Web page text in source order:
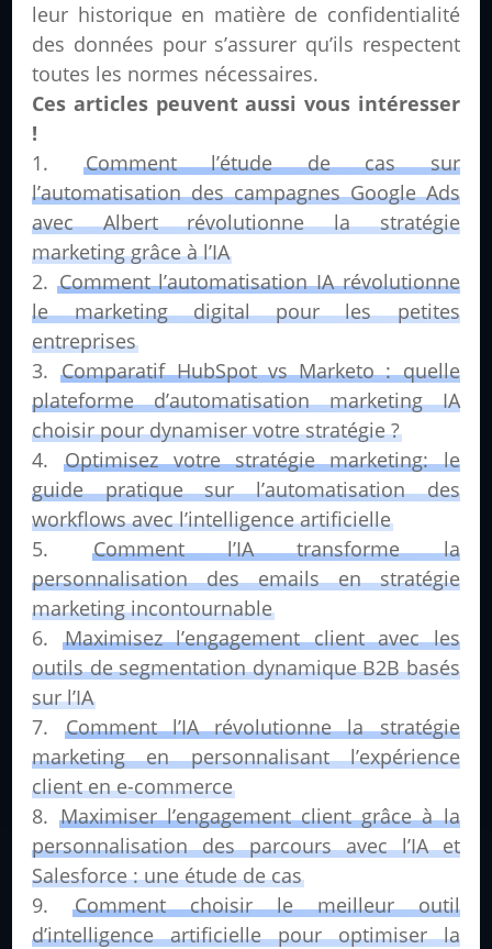
leur historique en matière de confidentialité
des données pour s’assurer qu’ils respectent
toutes les normes nécessaires.
Ces articles peuvent aussi vous intéresser
!
Comment l’étude de cas sur
l’automatisation des campagnes Google Ads
avec Albert révolutionne la stratégie
marketing grâce à l’IA
Comment l’automatisation IA révolutionne
le marketing digital pour les petites
entreprises
Comparatif HubSpot vs Marketo : quelle
plateforme d’automatisation marketing IA
choisir pour dynamiser votre stratégie ?
Optimisez votre stratégie marketing: le
guide pratique sur l’automatisation des
workflows avec l’intelligence artificielle
Comment l’IA transforme la
personnalisation des emails en stratégie
marketing incontournable
Maximisez l’engagement client avec les
outils de segmentation dynamique B2B basés
sur l’IA
Comment l’IA révolutionne la stratégie
marketing en personnalisant l’expérience
client en e-commerce
Maximiser l’engagement client grâce à la
personnalisation des parcours avec l’IA et
Salesforce : une étude de cas
Comment choisir le meilleur outil
d’intelligence artificielle pour optimiser la